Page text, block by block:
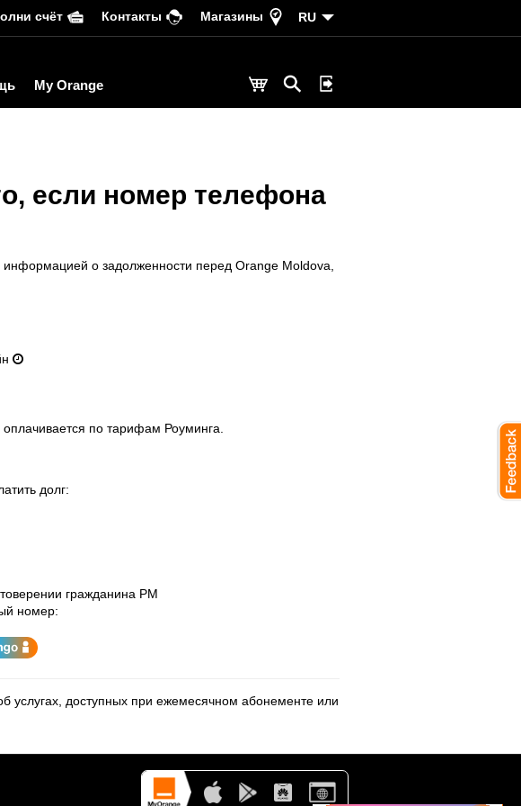
счёт Контакты Магазины RU
My Orange
если номер телефона
о задолженности перед Orange Moldova,
по тарифам Роуминга.
долг:
гражданина РМ
номер:
услугах, доступных при ежемесячном абонементе или